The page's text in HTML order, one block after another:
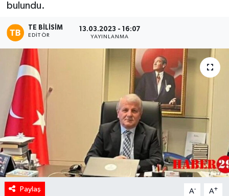
bulundu.
TE BILISIM
EDITÖR
13.03.2023 - 16:07
YAYINLANMA
Paylaş A- A+